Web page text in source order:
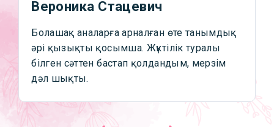
Вероника Стацевич
Болашақ аналарға арналған өте танымдық
әрі қызықты қосымша. Жүктілік туралы
білген сәттен бастап қолдандым, мерзім
дәл шықты.